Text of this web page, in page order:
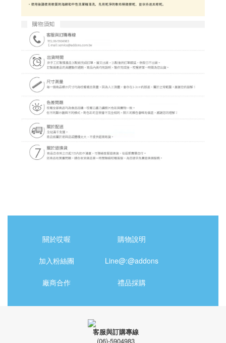
關於哎喔 購物說明
加入粉絲團 Line@:@addons
廠商合作 禮品採購
客服與訂購專線
(06)-5904983